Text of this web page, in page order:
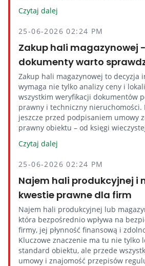
Czytaj dalej
25-06-2026 02:24 PM
Zakup hali magazynowej
dokumenty warto
Zakup hali magazynowej to decyzja
wymaga nie tylko analizy ceny i
wszystkim weryfikacji dokumentów
prawny i techniczny nieruchomości.
jeszcze przed podpisaniem umowy
prawny obiektu – od księgi
Czytaj dalej
25-06-2026 02:24 PM
Najem hali produkcyjnej i
kwestie prawne dla firm
Najem hali produkcyjnej lub
która bezpośrednio wpływa na
firmy, jej płynność finansową i
Kluczowe znaczenie ma tu nie tylko
standard obiektu, ale przede
umowy i znajomość przepisów